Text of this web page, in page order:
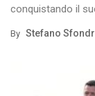
conquistando il
By Stefano